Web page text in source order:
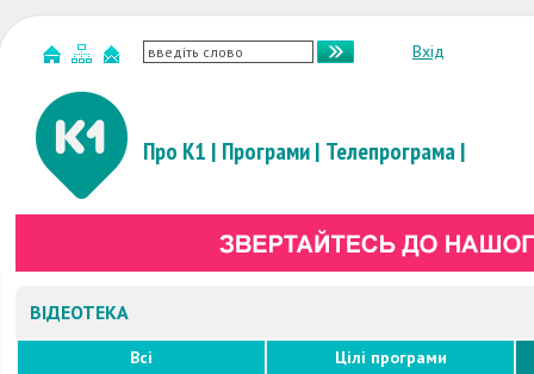
Вхід
Про К1 | Програми| Телепрограма|
ВІДЕОТЕКА
Всі Цілі програми